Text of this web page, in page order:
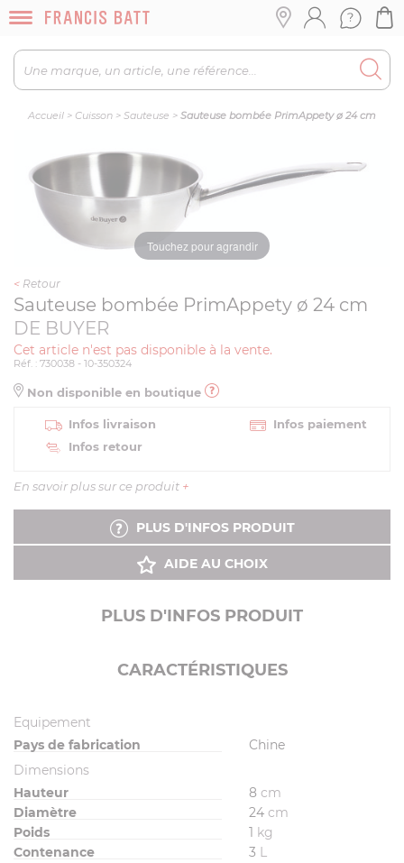
Accueil > Cuisson > Sauteuse > Sauteuse bombée PrimAppety ø 24 cm
Touchez pour agrandir
< Retour
Sauteuse bombée PrimAppety ø 24 cm
DE BUYER
Cet article n'est pas disponible à la vente.
Réf. : 730038 - 10-350324
Non disponible en boutique
Infos livraison
Infos paiement
Infos retour
En savoir plus sur ce produit +
PLUS D'INFOS PRODUIT
AIDE AU CHOIX
PLUS D'INFOS PRODUIT
CARACTÉRISTIQUES
Equipement
Pays de fabrication
Chine
Dimensions
Hauteur
8 cm
Diamètre
24 cm
Poids
1 kg
Contenance
3 L